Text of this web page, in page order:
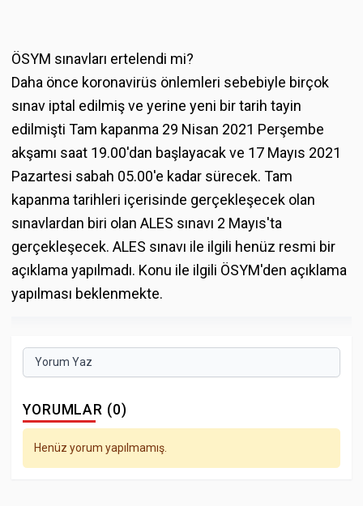
ÖSYM sınavları ertelendi mi?
Daha önce koronavirüs önlemleri sebebiyle birçok
sınav iptal edilmiş ve yerine yeni bir tarih tayin
edilmişti Tam kapanma 29 Nisan 2021 Perşembe
akşamı saat 19.00'dan başlayacak ve 17 Mayıs 2021
Pazartesi sabah 05.00'e kadar sürecek. Tam
kapanma tarihleri içerisinde gerçekleşecek olan
sınavlardan biri olan ALES sınavı 2 Mayıs'ta
gerçekleşecek. ALES sınavı ile ilgili henüz resmi bir
açıklama yapılmadı. Konu ile ilgili ÖSYM'den açıklama
yapılması beklenmekte.
Yorum Yaz
YORUMLAR (0)
Henüz yorum yapılmamış.